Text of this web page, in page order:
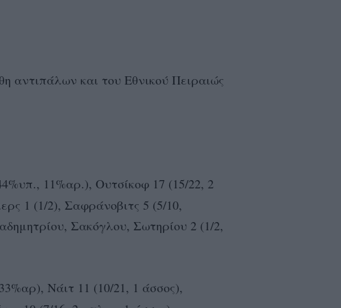
αντιπάλων και του Εθνικού Πειραιώς
11%αρ.), Ουτσίκοφ 17 (15/22, 2
1 (1/2), Σαφράνοβιτς 5 (5/10,
Σακόγλου, Σωτηρίου 2 (1/2,
Νάιτ 11 (10/21, 1 άσσος),